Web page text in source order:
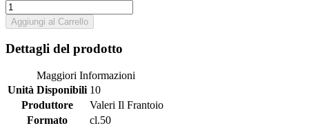
Aggiungi al Carrello
Dettagli del prodotto
Maggiori Informazioni
Unità Disponibili 10
Produttore
Valeri Il Frantoio
Formato
cl.50